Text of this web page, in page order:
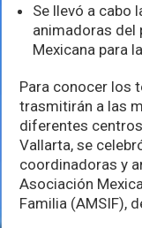
Se llevó a cabo
animadoras del
Mexicana para
Para conocer los
trasmitirán a las
diferentes
Vallarta, se
coordinadoras y
Asociación
Familia (AMSIF),